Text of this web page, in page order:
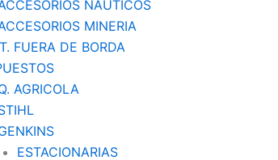
NAUTICOS
MINERIA
FUERA DE BORDA
AGRICOLA
ESTACIONARIAS